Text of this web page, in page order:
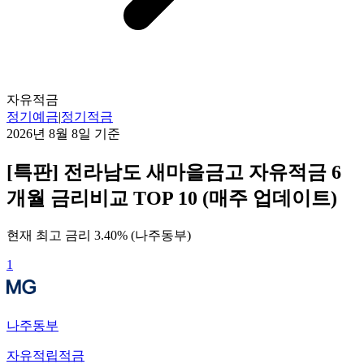
자유적금
정기예금|정기적금
2026년 8월 8일 기준
[특판] 전라남도 새마을금고 자유적금 6
개월 금리비교 TOP 10 (매주 업데이트)
현재 최고 금리 3.40% (나주동부)
1
나주동부
자유적립적금